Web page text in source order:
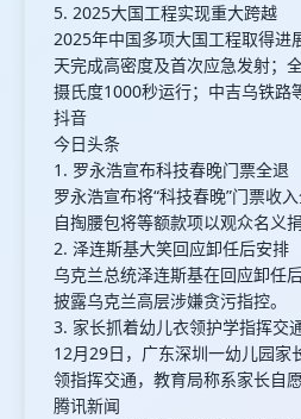
5. 2025大国工程实现重大跨越
2025年中国多项大国工程取得进
天完成高密度及首次应急发射；
摄氏度1000秒运行；中吉乌铁路
抖音
今日头条
1. 罗永浩宣布科技春晚门票全退
罗永浩宣布将“科技春晚”门票收
自掏腰包将等额款项以观众名义
2. 泽连斯基大笑回应卸任后安排
乌克兰总统泽连斯基在回应卸任
披露乌克兰高层涉嫌贪污指控。
3. 家长抓着幼儿衣领护学指挥交
12月29日，广东深圳一幼儿园家
领指挥交通，教育局称系家长自
腾讯新闻